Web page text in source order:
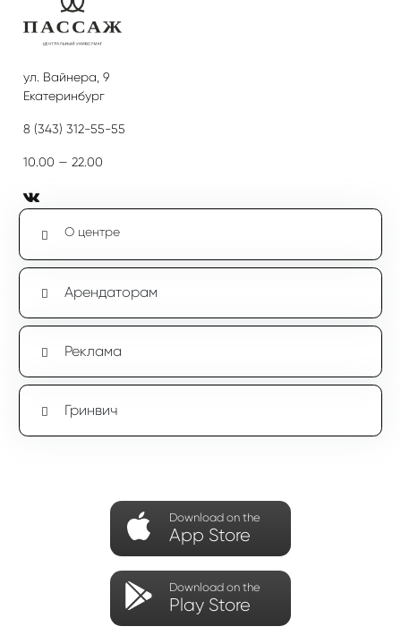
ул. Вайнера, 9
Екатеринбург
8 (343) 312-55-55
10.00 — 22.00
О центре
Арендаторам
Реклама
Гринвич
Download on the
App Store
Download on the
Play Store